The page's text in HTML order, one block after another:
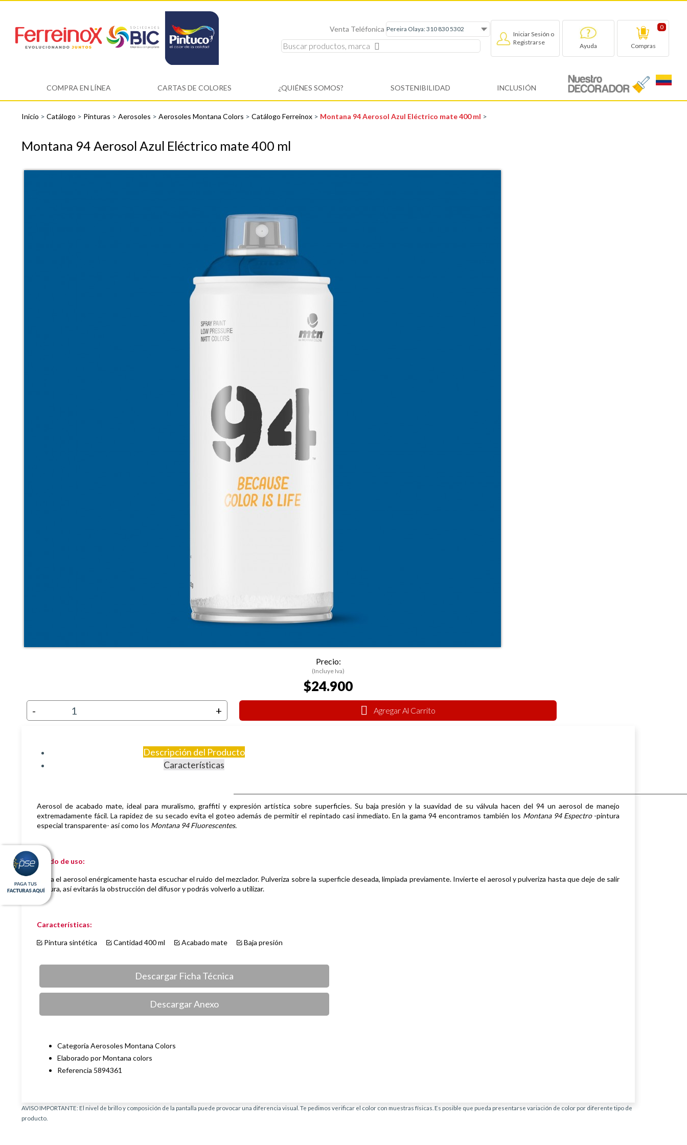
Venta Teléfonica
Iniciar Sesión o
Registrarse
Ayuda
0
Compras
COMPRA EN LÍNEA CARTAS DE COLORES ¿QUIÉNES SOMOS? SOSTENIBILIDAD INCLUSIÓN
Inicio > Catálogo > Pinturas > Aerosoles > Aerosoles Montana Colors > Catálogo Ferreinox > Montana 94 Aerosol Azul Eléctrico mate 400 ml >
Montana 94 Aerosol Azul Eléctrico mate 400 ml
Precio:
(Incluye Iva)
$24.900
- + Agregar Al Carrito
Descripción del Producto
Características
Aerosol de acabado mate, ideal para muralismo, graffiti y expresión artística sobre superficies. Su baja presión y la suavidad de su válvula hacen del 94 un aerosol de manejo
extremadamente fácil. La rapidez de su secado evita el goteo además de permitir el repintado casi inmediato. En la gama 94 encontramos también los Montana 94 Espectro-pintura
especial transparente- así como los Montana 94 Fluorescentes.
Modo de uso:
Agita el aerosol enérgicamente hasta escuchar el ruido del mezclador. Pulveriza sobre la superficie deseada, limpiada previamente. Invierte el aerosol y pulveriza hasta que deje de salir
pintura, así evitarás la obstrucción del difusor y podrás volverlo a utilizar.
Características:
Pintura sintética Cantidad 400 ml Acabado mate Baja presión
Descargar Ficha Técnica
Descargar Anexo
Categoría Aerosoles Montana Colors
Elaborado por Montana colors
Referencia 5894361
AVISO IMPORTANTE: El nivel de brillo y composición de la pantalla puede provocar una diferencia visual. Te pedimos verificar el color con muestras físicas. Es posible que pueda presentarse variación de color por diferente tipo de
producto.